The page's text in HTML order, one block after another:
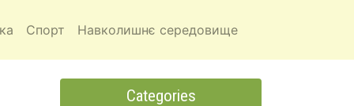
Спорт Навколишнє середовище
Categories